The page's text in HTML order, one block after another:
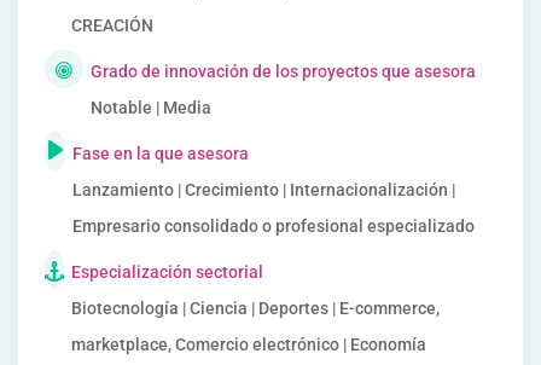
CREACIÓN
Grado de innovación de los proyectos que asesora
Notable | Media
Fase en la que asesora
Lanzamiento | Crecimiento | Internacionalización |
Empresario consolidado o profesional especializado
Especialización sectorial
Biotecnología | Ciencia | Deportes | E-commerce,
marketplace, Comercio electrónico | Economía